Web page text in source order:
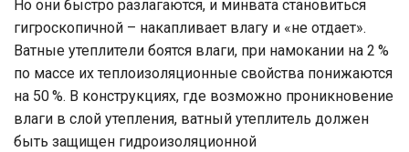
Но они быстро разлагаются, и минвата становиться
гигроскопичной – накапливает влагу и «не отдает».
Ватные утеплители боятся влаги, при намокании на 2 %
по массе их теплоизоляционные свойства понижаются
на 50 %. В конструкциях, где возможно проникновение
влаги в слой утепления, ватный утеплитель должен
быть защищен гидроизоляционной